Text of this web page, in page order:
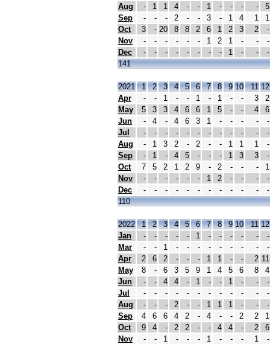
Aug
- 1 1 4 - - 1 - - - -
5
Sep
- - - 2 - - 3 - 1 4 1
1
Oct
3 - 20 8 8 2 6 1 2 3 2
-
Nov
- - - - - - 1 2 1 - -
-
Dec
- - - - - - - - 1 - -
-
141
2021 1 2 3 4 5 6 7 8 9 10 11 12
Apr
- - 1 - - 1 - 1 - - 3
2
May
5 3 3 4 6 6 1 5 - - 4
6
Jun
- 4 - 4 6 3 1 - - - -
-
Jul
- - - - - - - - - - -
-
Aug
- 1 3 2 - 2 - - 1 1 1
-
Sep
- 1 - 4 5 - - - 1 3 3
-
Oct
7 5 2 1 2 9 - 2 - - -
1
Nov
- - - - - - 1 2 - - -
-
Dec
- - - - - - - - - - -
-
110
2022 1 2 3 4 5 6 7 8 9 10 11 12
Jan
- - - - - 1 - - - - -
-
Mar
- - 1 - - - - - - - -
-
Apr
2 6 2 - - - 1 1 - - 2 11
May
8 - 6 3 5 9 1 4 5 6 8
4
Jun
- - 4 4 - 1 - - 1 - -
-
Jul
- - - - - - - - - - -
-
Aug
- - - 2 - - 1 1 1 - -
-
Sep
4 6 6 4 2 - 4 - - 2 2
1
Oct
9 4 - 2 2 - - 4 4 - 2
6
Nov
- - 1 - - - 1 - - - 1
-